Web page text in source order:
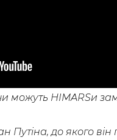
можуть HIMARSи
Путіна, до якого